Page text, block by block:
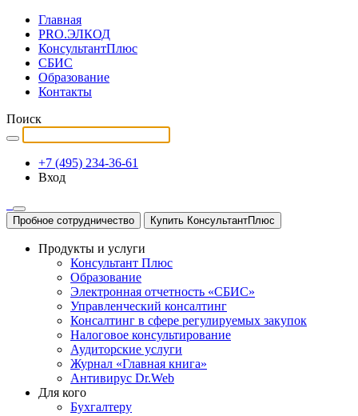
Главная
PRO.ЭЛКОД
КонсультантПлюс
СБИС
Образование
Контакты
Поиск
+7 (495) 234-36-61
Вход
Пробное сотрудничество Купить КонсультантПлюс
Продукты и услуги
Консультант Плюс
Образование
Электронная отчетность «СБИС»
Управленческий консалтинг
Консалтинг в сфере регулируемых закупок
Налоговое консультирование
Аудиторские услуги
Журнал «Главная книга»
Антивирус Dr.Web
Для кого
Бухгалтеру